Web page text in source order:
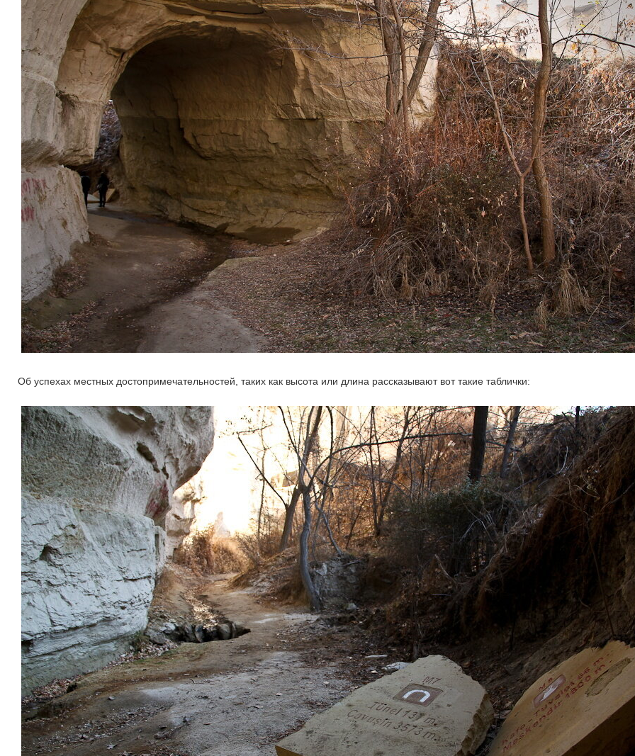
Об успехах местных достопримечательностей, таких как высота или длина рассказывают вот такие таблички: